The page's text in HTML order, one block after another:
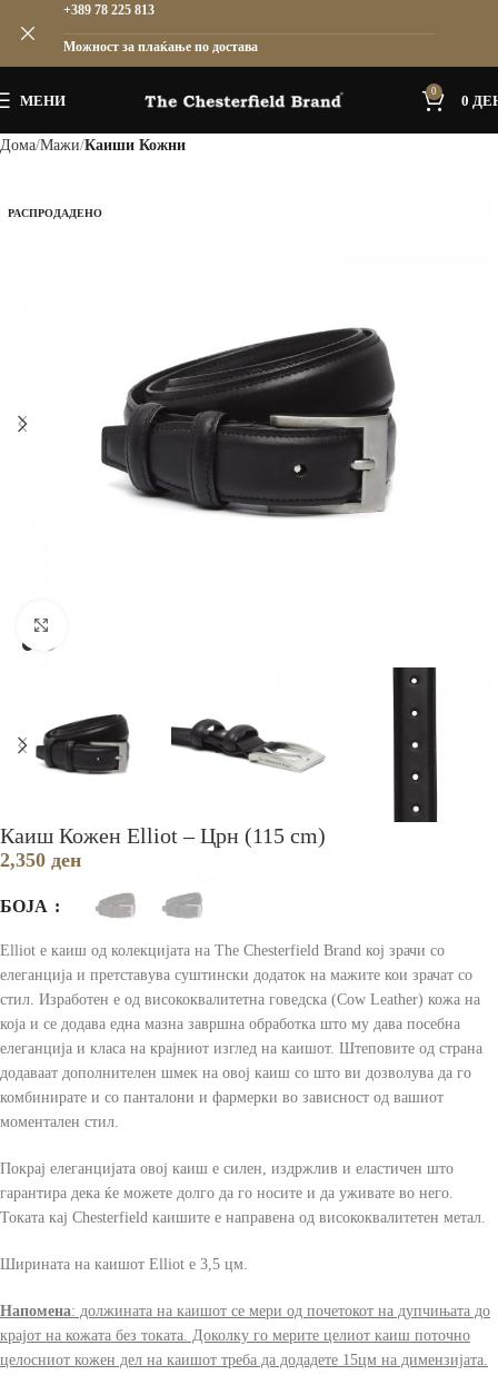
МЕНИ
0
0
Дома Мажи Каиши Кожни
РАСПРОДАДЕНО
Каиш Кожен Elliot – Црн (115 cm)
2,350 ден
БОЈА
Elliot е каиш од колекцијата на The Chesterfield Brand кој зрачи со
елеганција и претставува суштински додаток на мажите кои зрачат со
стил. Изработен е од висококвалитетна говедска (Cow Leather) кожа на
која и се додава една мазна завршна обработка што му дава посебна
елеганција и класа на крајниот изглед на каишот. Штеповите од страна
додаваат дополнителен шмек на овој каиш со што ви дозволува да го
комбинирате и со панталони и фармерки во зависност од вашиот
моментален стил.
Покрај елеганцијата овој каиш е силен, издржлив и еластичен што
гарантира дека ќе можете долго да го носите и да уживате во него.
Токата кај Chesterfield каишите е направена од висококвалитетен метал.
Ширината на каишот Elliot е 3,5 цм.
Напомена: должината на каишот се мери од почетокот на дупчињата до
крајот на кожата без токата. Доколку го мерите целиот каиш поточно
целосниот кожен дел на каишот треба да додадете 15цм на димензијата.
+389 78 225 813
Можност за плаќање по достава